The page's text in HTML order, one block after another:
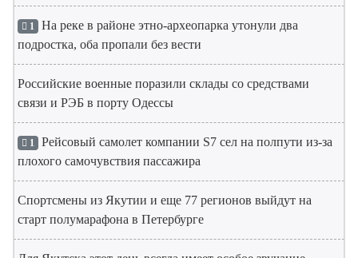
1 На реке в районе этно-археопарка утонули два
подростка, оба пропали без вести
Российские военные поразили склады со средствами
связи и РЭБ в порту Одессы
1 Рейсовый самолет компании S7 сел на полпути из-за
плохого самочувствия пассажира
Спортсмены из Якутии и еще 77 регионов выйдут на
старт полумарафона в Петербурге